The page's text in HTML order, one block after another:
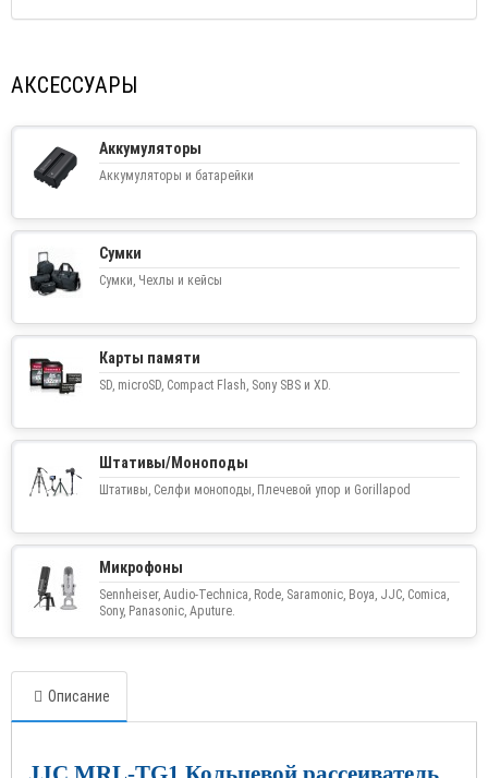
АКСЕССУАРЫ
Аккумуляторы
Аккумуляторы и батарейки
Сумки
Сумки, Чехлы и кейсы
Карты памяти
SD, microSD, Compact Flash, Sony SBS и XD.
Штативы/Моноподы
Штативы, Селфи моноподы, Плечевой упор и Gorillapod
Микрофоны
Sennheiser, Audio-Technica, Rode, Saramonic, Boya, JJC, Comica,
Sony, Panasonic, Aputure.
Описание